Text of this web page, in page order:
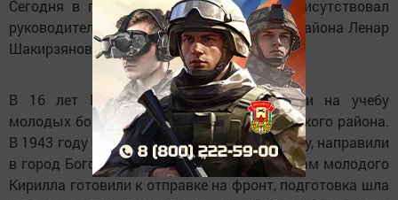
Сегодня в похоронах ветерана войны присутствовал
руководитель исполнительного комитета района Ленар
Шакирзянов, дети, односельчане.
В 16 лет Кирилла Тимрякова направили на учебу
молодых бойцов в деревню Кайрево Буинского района.
В 1943 году был призван на военную службу, направили
в город Богородск Горьковской области. Там молодого
Кирилла готовили к отправке на фронт, подготовка шла